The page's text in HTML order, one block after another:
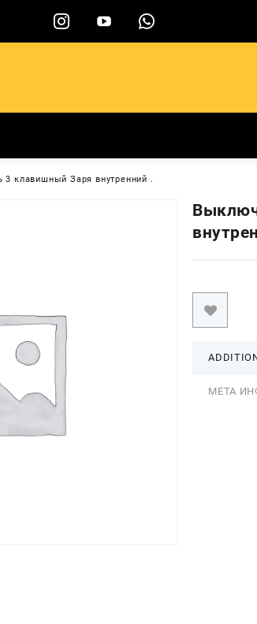
3 клавишный Заря внутренний .
МЕТА